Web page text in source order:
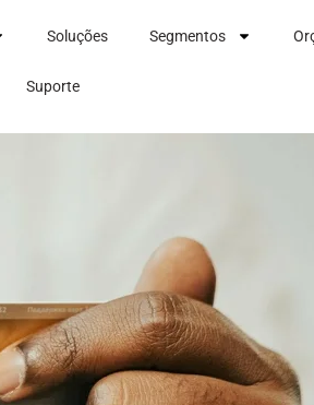
Soluções Segmentos
Suporte